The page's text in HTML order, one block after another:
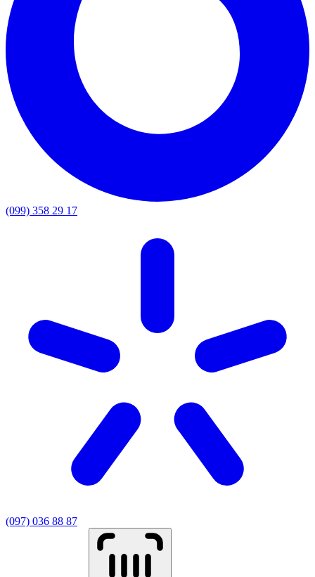
(099) 358 29 17
(097) 036 88 87